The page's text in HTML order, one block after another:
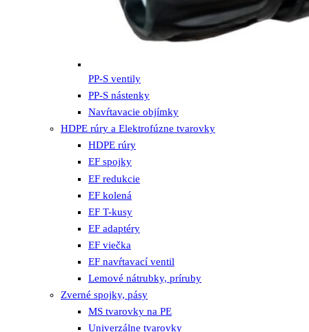
PP-S ventily
PP-S nástenky
Navŕtavacie objímky
HDPE rúry a Elektrofúzne tvarovky
HDPE rúry
EF spojky
EF redukcie
EF kolená
EF T-kusy
EF adaptéry
EF viečka
EF navŕtavací ventil
Lemové nátrubky, príruby
Zverné spojky, pásy
MS tvarovky na PE
Univerzálne tvarovky